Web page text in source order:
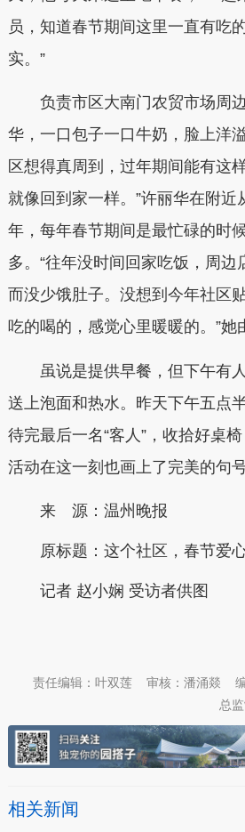
员，知道春节期间这里一直有吃
实。”
负责市区大南门农贸市场周
华，一口包子一口牛奶，脸上洋
区想得真周到，过年期间能有这
就像回到家一样。”许丽华在附近
年，每年春节期间是最忙碌的时
多。“往年没时间回家吃饭，周边
而没少饿肚子。没想到今年社区
吃的喝的，感觉心里暖暖的。”她
虽说是提供早餐，但下午有
送上泡面和热水。昨天下午五点
待完最后一名“客人”，收拾好桌
活动在这一刻也画上了完美的句号
来 源：温州晚报
原标题： 这个社区，春节爱
记者 赵小娴 受访者供图
审核：潘涌燚
责任编辑：叶双莲
总
相关新闻